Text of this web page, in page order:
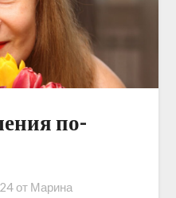
по-
от Марина